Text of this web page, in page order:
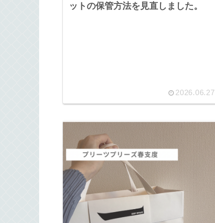
ットの保管方法を見直しました。
2026.06.27